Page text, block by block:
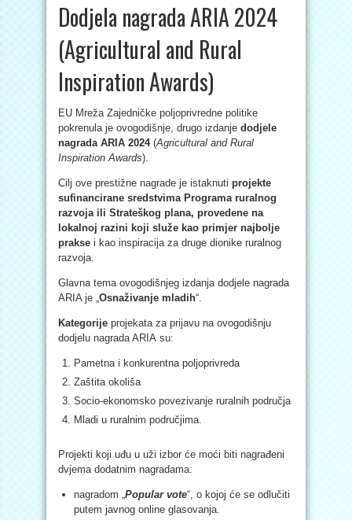
Dodjela nagrada ARIA 2024
(Agricultural and Rural
Inspiration Awards)
EU Mreža Zajedničke poljoprivredne politike
pokrenula je ovogodišnje, drugo izdanje dodjele
nagrada ARIA 2024(Agricultural and Rural
Inspiration Awards).
Cilj ove prestižne nagrade je istaknuti projekte
sufinancirane sredstvima Programa ruralnog
razvoja ili Strateškog plana, provedene na
lokalnoj razini koji služe kao primjer najbolje
prakse i kao inspiracija za druge dionike ruralnog
razvoja.
Glavna tema ovogodišnjeg izdanja dodjele nagrada
ARIA je „Osnaživanje mladih“.
Kategorije projekata za prijavu na ovogodišnju
dodjelu nagrada ARIA su:
Pametna i konkurentna poljoprivreda
Zaštita okoliša
Socio-ekonomsko povezivanje ruralnih područja
Mladi u ruralnim područjima.
Projekti koji uđu u uži izbor će moći biti nagrađeni
dvjema dodatnim nagradama:
nagradom „Popular vote“, o kojoj će se odlučiti
putem javnog online glasovanja.